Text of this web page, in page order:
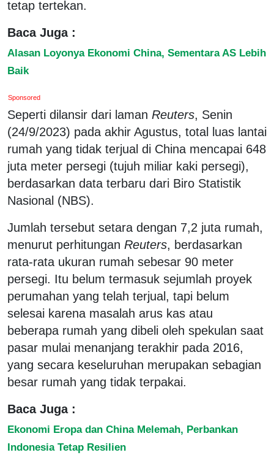
tetap tertekan.
Baca Juga :
Alasan Loyonya Ekonomi China, Sementara AS Lebih
Baik
Sponsored
Seperti dilansir dari laman Reuters, Senin
(24/9/2023) pada akhir Agustus, total luas lantai
rumah yang tidak terjual di China mencapai 648
juta meter persegi (tujuh miliar kaki persegi),
berdasarkan data terbaru dari Biro Statistik
Nasional (NBS).
Jumlah tersebut setara dengan 7,2 juta rumah,
menurut perhitungan Reuters, berdasarkan
rata-rata ukuran rumah sebesar 90 meter
persegi. Itu belum termasuk sejumlah proyek
perumahan yang telah terjual, tapi belum
selesai karena masalah arus kas atau
beberapa rumah yang dibeli oleh spekulan saat
pasar mulai menanjang terakhir pada 2016,
yang secara keseluruhan merupakan sebagian
besar rumah yang tidak terpakai.
Baca Juga :
Ekonomi Eropa dan China Melemah, Perbankan
Indonesia Tetap Resilien